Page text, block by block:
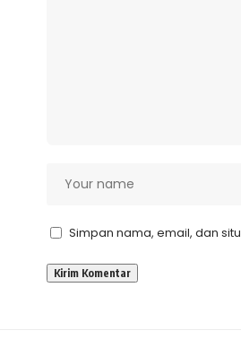
Simpan nama, email, dan